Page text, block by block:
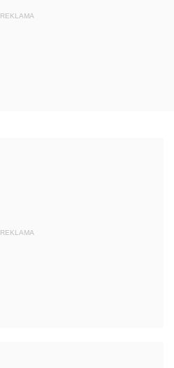
REKLAMA
REKLAMA